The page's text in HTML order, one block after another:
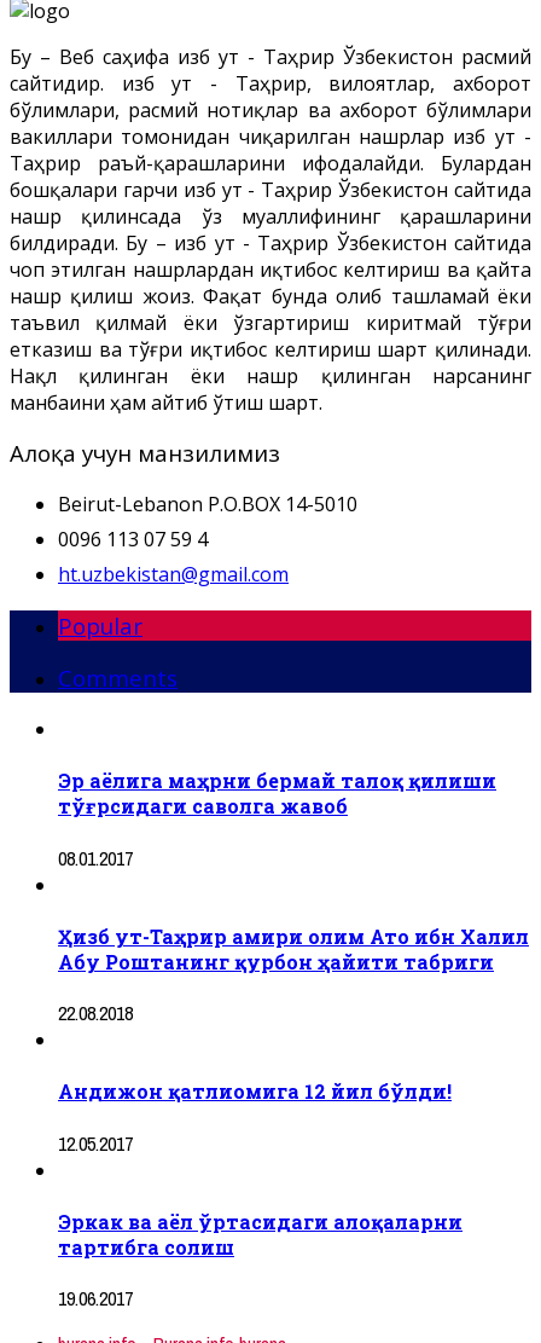
Бу – Веб саҳифа Ҳизб ут - Таҳрир Ўзбекистон расмий
сайтидир. Ҳизб ут - Таҳрир, вилоятлар, ахборот
бўлимлари, расмий нотиқлар ва ахборот бўлимлари
вакиллари томонидан чиқарилган нашрлар Ҳизб ут -
Таҳрир раъй-қарашларини ифодалайди. Булардан
бошқалари гарчи Ҳизб ут - Таҳрир Ўзбекистон сайтида
нашр қилинсада ўз муаллифининг қарашларини
билдиради. Бу – Ҳизб ут - Таҳрир Ўзбекистон сайтида
чоп этилган нашрлардан иқтибос келтириш ва қайта
нашр қилиш жоиз. Фақат бунда олиб ташламай ёки
таъвил қилмай ёки ўзгартириш киритмай тўғри
етказиш ва тўғри иқтибос келтириш шарт қилинади.
Нақл қилинган ёки нашр қилинган нарсанинг
манбаини ҳам айтиб ўтиш шарт.
Алоқа учун манзилимиз
Beirut-Lebanon P.O.BOX 14-5010
0096 113 07 59 4
ht.uzbekistan@gmail.com
Popular
Comments
Эр аёлига маҳрни бермай талоқ қилиши
тўғрсидаги саволга жавоб
08.01.2017
Ҳизб ут-Таҳрир амири олим Ато ибн Халил
Абу Роштанинг қурбон ҳайити табриги
22.08.2018
Андижон қатлиомига 12 йил бўлди!
12.05.2017
Эркак ва аёл ўртасидаги алоқаларни
тартибга солиш
19.06.2017